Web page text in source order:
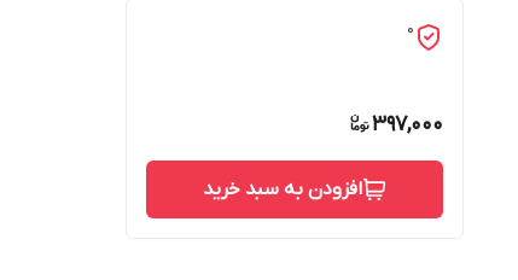
0
397,000
افزودن به سبد خرید